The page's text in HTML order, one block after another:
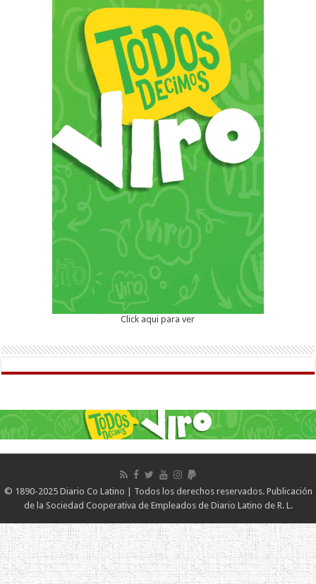
Click aqui para ver
© 1890-2025 Diario Co Latino | Todos los derechos reservados. Publicación
de la Sociedad Cooperativa de Empleados de Diario Latino de R. L.